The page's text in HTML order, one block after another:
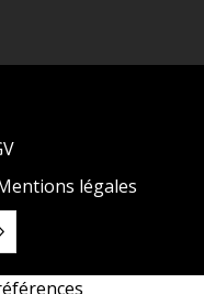
légales